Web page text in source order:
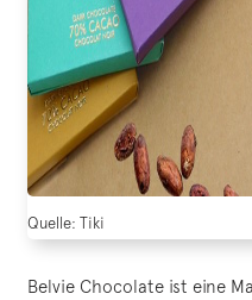
Quelle: Tiki
Belvie Chocolate ist eine